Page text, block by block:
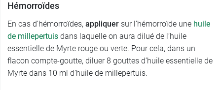
Hémorroïdes
En cas d’hémorroïdes, appliquer sur l’hémorroïde une huile
de millepertuis dans laquelle on aura dilué de l’huile
essentielle de Myrte rouge ou verte. Pour cela, dans un
flacon compte-goutte, diluer 8 gouttes d’huile essentielle de
Myrte dans 10 ml d’huile de millepertuis.